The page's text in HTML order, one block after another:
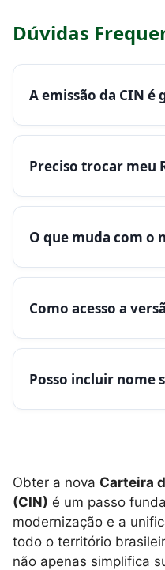
Dúvidas
A emissão da CIN é
Preciso trocar meu
O que muda com o
Como acesso a
Posso incluir nome
Obter a nova Carteira
(CIN) é um passo
modernização e a
todo o território
não apenas simplifica